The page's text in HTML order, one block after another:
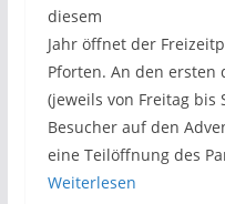
diesem
Jahr öffnet der
Pforten. An den ersten
(jeweils von Freitag bis
Besucher auf den
eine Teilöffnung des
Weiterlesen